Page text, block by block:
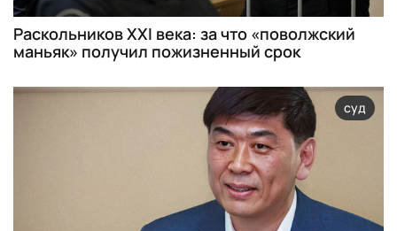
Раскольников XXI века: за что «поволжский
маньяк» получил пожизненный срок
суд